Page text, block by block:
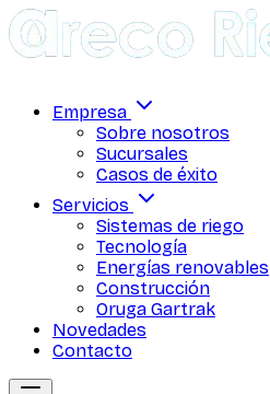
Empresa
Sobre nosotros
Sucursales
Casos de éxito
Servicios
Sistemas de riego
Tecnología
Energías renovables
Construcción
Oruga Gartrak
Novedades
Contacto